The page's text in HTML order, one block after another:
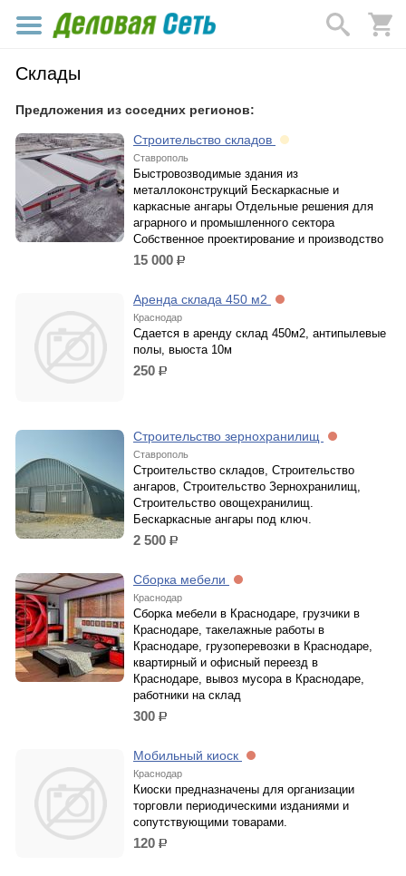
Склады
Предложения из соседних регионов:
Строительство складов
Ставрополь
Быстровозводимые здания из
металлоконструкций Бескаркасные и
каркасные ангары Отдельные решения для
аграрного и промышленного сектора
Собственное проектирование и производство
15 000 р.
Аренда склада 450 м2
Краснодар
Сдается в аренду склад 450м2, антипылевые
полы, выоста 10м
250 р.
Строительство зернохранилищ
Ставрополь
Строительство складов, Строительство
ангаров, Строительство Зернохранилищ,
Строительство овощехранилищ.
Бескаркасные ангары под ключ.
2 500 р.
Сборка мебели
Краснодар
Сборка мебели в Краснодаре, грузчики в
Краснодаре, такелажные работы в
Краснодаре, грузоперевозки в Краснодаре,
квартирный и офисный переезд в
Краснодаре, вывоз мусора в Краснодаре,
работники на склад
300 р.
Мобильный киоск
Краснодар
Киоски предназначены для организации
торговли периодическими изданиями и
сопутствующими товарами.
120 р.